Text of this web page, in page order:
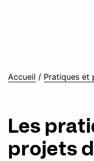
Accueil / Pratiques et
Les
projets